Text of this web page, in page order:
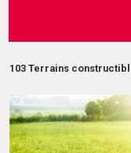
103 Terrains